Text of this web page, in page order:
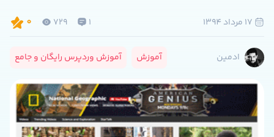
1
729
0
ادمین آموزش آموزش وردپرس رایگان و جامع